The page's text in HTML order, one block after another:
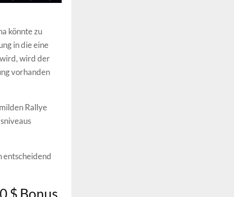
könnte zu
in die eine
wird der
vorhanden
Rallye
entscheidend